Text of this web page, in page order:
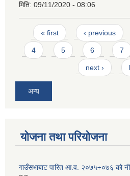
मिति: 09/11/2020 - 08:06
Pages
« first ‹ previous
4 5 6 7
next ›
अन्य
योजना तथा परियोजना
गाउँसभाबाट पारित आ.व. २०७५÷०७६ को